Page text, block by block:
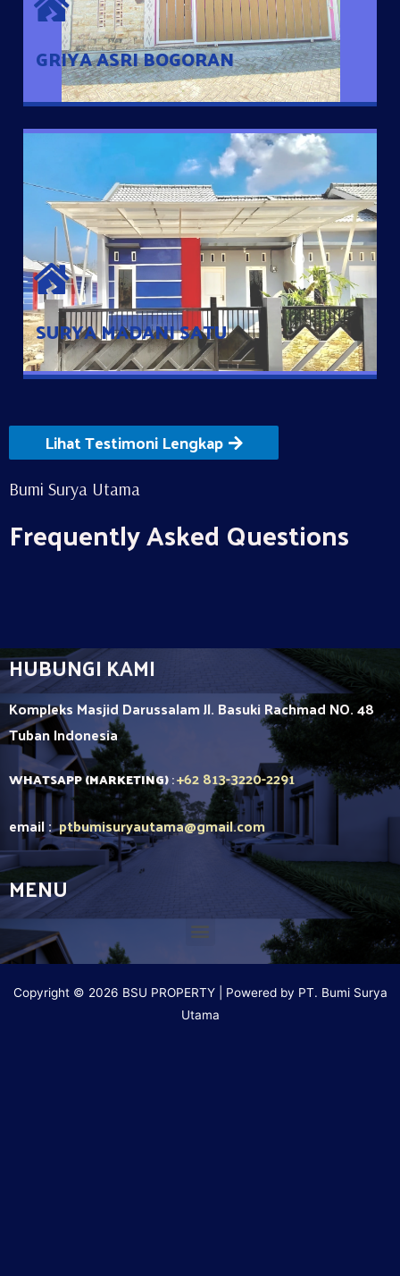
GRIYA ASRI BOGORAN
dengan Ponsel
SURYA MADANI SATU
SURYA MADANI SATU
Satu-satunya Hunian nyaman dengan harga subsidi hanya 100
jutaan dengan lokasi strategis di Tuban
Lihat Testimoni Lengkap
Bumi Surya Utama
Frequently Asked Questions
HUBUNGI KAMI
Kompleks Masjid Darussalam Jl. Basuki Rachmad NO. 48
TubanIndonesia
WHATSAPP (MARKETING):+62 813-3220-2291
email :ptbumisuryautama@gmail.com
MENU
Copyright © 2026 BSU PROPERTY | Powered by PT. Bumi Surya
Utama